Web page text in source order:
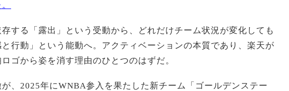
する「露出」という受動から、どれだけチーム状況が変化しても
行動」という能動へ。アクティベーションの本質であり、楽天が
ゴから姿を消す理由のひとつのはずだ。
、2025年にWNBA参入を果たした新チーム「ゴールデンステー